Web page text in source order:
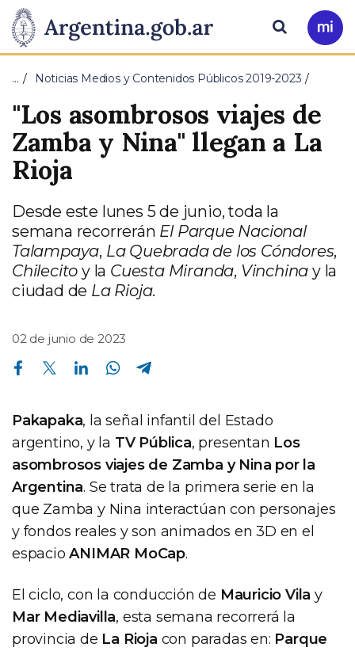
Presidencia
de
la
Nación
Pasar al contenido principal
Ir
a
Buscar
… Noticias Medios y Contenidos Públicos 2019-2023
"Los asombrosos viajes de
Zamba y Nina" llegan a La
Rioja
Desde este lunes 5 de junio, toda la
semana recorrerán El Parque Nacional
Talampaya, La Quebrada de los Cóndores,
Chilecito y la Cuesta Miranda, Vinchina y la
ciudad de La Rioja.
02 de junio de 2023
Compartir en Facebook Compartir en Twitter Compartir en Linkedin Compartir en Whatsapp
Pakapaka, la señal infantil del Estado
argentino, y la TV Pública, presentan Los
asombrosos viajes de Zamba y Nina por la
Argentina. Se trata de la primera serie en la
que Zamba y Nina interactúan con personajes
y fondos reales y son animados en 3D en el
espacioANIMAR MoCap.
El ciclo, con la conducción de Mauricio Vila y
Mar Mediavilla, esta semana recorrerá la
provincia de La Rioja con paradas en: Parque